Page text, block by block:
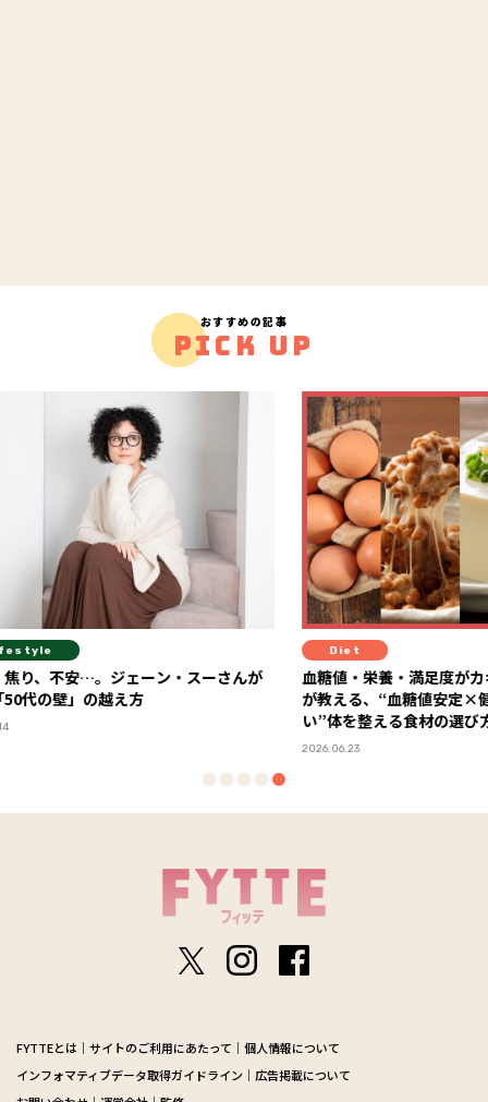
おすすめの記事
PICK UP
んが
血糖値・栄養・満足度がカギ！ 糖尿病専門医
が教える、“血糖値安定×健康コスパが高
セミナ
感！ 「FYTTEウェルネスデイ」イベントレポ
ート
FYTTEとは サイトのご利用にあたって
個人情報について
インフォマティブデータ取得ガイドライン
広告掲載について